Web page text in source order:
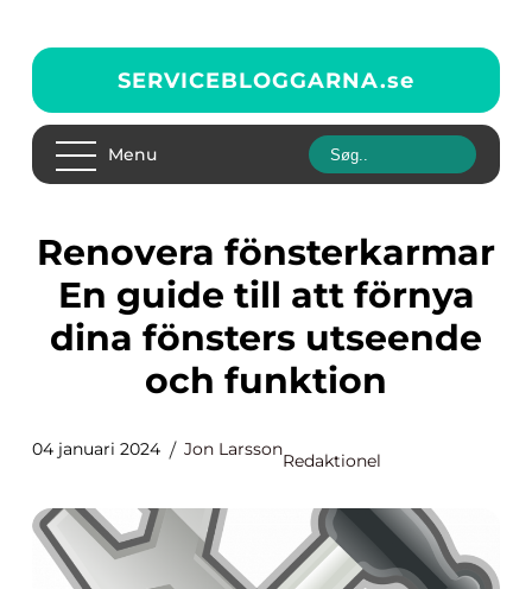
SERVICEBLOGGARNA.se
Menu
Renovera fönsterkarmar
En guide till att förnya
dina fönsters utseende
och funktion
04 januari 2024 Jon Larsson
Redaktionel